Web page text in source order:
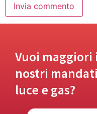
Vuoi
nostri
luce e gas?